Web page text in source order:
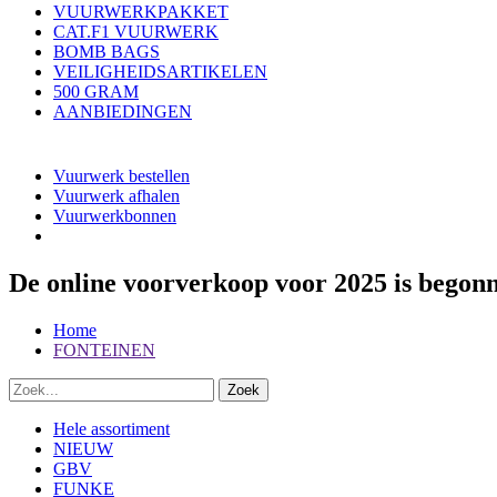
VUURWERKPAKKET
CAT.F1 VUURWERK
BOMB BAGS
VEILIGHEIDSARTIKELEN
500 GRAM
AANBIEDINGEN
Vuurwerk bestellen
Vuurwerk afhalen
Vuurwerkbonnen
De online voorverkoop voor 2025 is
Home
FONTEINEN
Hele assortiment
NIEUW
GBV
FUNKE